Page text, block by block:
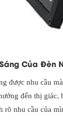
Của Đèn
được nhu cầu
đến thị giác,
rõ nhu cầu của